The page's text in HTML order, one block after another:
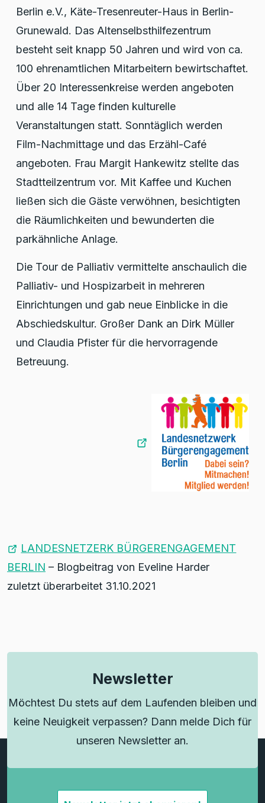
Berlin e.V., Käte-Tresenreuter-Haus in Berlin-
Grunewald. Das Altenselbsthilfezentrum
besteht seit knapp 50 Jahren und wird von ca.
100 ehrenamtlichen Mitarbeitern bewirtschaftet.
Über 20 Interessenkreise werden angeboten
und alle 14 Tage finden kulturelle
Veranstaltungen statt. Sonntäglich werden
Film-Nachmittage und das Erzähl-Café
angeboten. Frau Margit Hankewitz stellte das
Stadtteilzentrum vor. Mit Kaffee und Kuchen
ließen sich die Gäste verwöhnen, besichtigten
die Räumlichkeiten und bewunderten die
parkähnliche Anlage.
Die Tour de Palliativ vermittelte anschaulich die
Palliativ- und Hospizarbeit in mehreren
Einrichtungen und gab neue Einblicke in die
Abschiedskultur. Großer Dank an Dirk Müller
und Claudia Pfister für die hervorragende
Betreuung.
LANDESNETZERK BÜRGERENGAGEMENT
BERLIN – Blogbeitrag von Eveline Harder
zuletzt überarbeitet 31.10.2021
Newsletter
Möchtest Du stets auf dem Laufenden bleiben und
keine Neuigkeit verpassen? Dann melde Dich für
unseren Newsletter an.